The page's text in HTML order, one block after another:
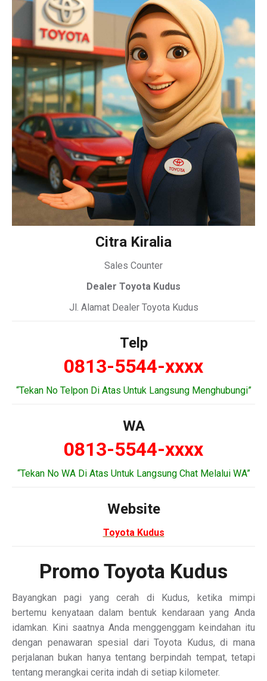
Citra Kiralia
Sales Counter
Dealer Toyota Kudus
Jl. Alamat Dealer Toyota Kudus
Telp
0813-5544-xxxx
“Tekan No Telpon Di Atas Untuk Langsung Menghubungi”
WA
0813-5544-xxxx
“Tekan No WA Di Atas Untuk Langsung Chat Melalui WA”
Website
Toyota Kudus
Promo Toyota Kudus
Bayangkan pagi yang cerah di Kudus, ketika mimpi
bertemu kenyataan dalam bentuk kendaraan yang Anda
idamkan. Kini saatnya Anda menggenggam keindahan itu
dengan penawaran spesial dari Toyota Kudus, di mana
perjalanan bukan hanya tentang berpindah tempat, tetapi
tentang merangkai cerita indah di setiap kilometer.